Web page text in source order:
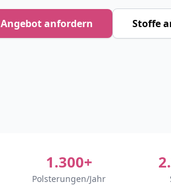
Angebot anfordern Stoffe
1.300+
Polsterungen/Jahr